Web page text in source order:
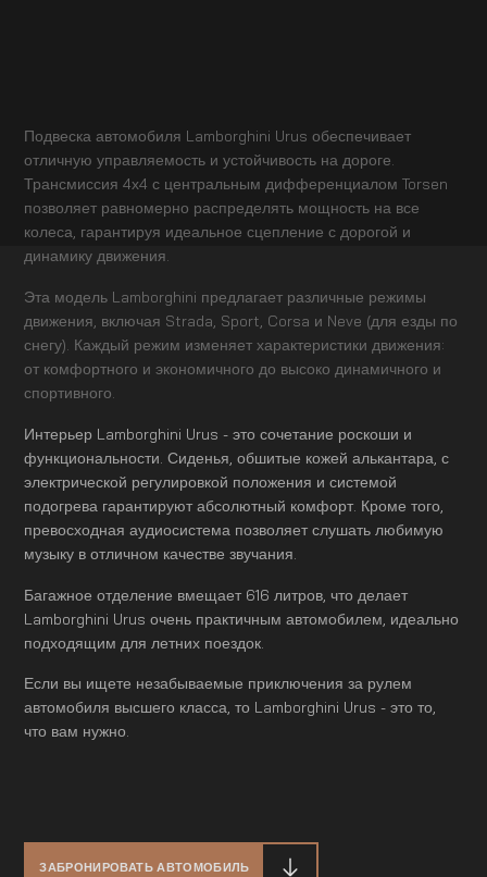
Подвеска автомобиля Lamborghini Urus обеспечивает
отличную управляемость и устойчивость на дороге.
Трансмиссия 4х4 с центральным дифференциалом Torsen
позволяет равномерно распределять мощность на все
колеса, гарантируя идеальное сцепление с дорогой и
динамику движения.
Эта модель Lamborghini предлагает различные режимы
движения, включая Strada, Sport, Corsa и Neve (для езды по
снегу). Каждый режим изменяет характеристики движения:
от комфортного и экономичного до высоко динамичного и
спортивного.
Интерьер Lamborghini Urus - это сочетание роскоши и
функциональности. Сиденья, обшитые кожей алькантара, с
электрической регулировкой положения и системой
подогрева гарантируют абсолютный комфорт. Кроме того,
превосходная аудиосистема позволяет слушать любимую
музыку в отличном качестве звучания.
Багажное отделение вмещает 616 литров, что делает
Lamborghini Urus очень практичным автомобилем, идеально
подходящим для летних поездок.
Если вы ищете незабываемые приключения за рулем
автомобиля высшего класса, то Lamborghini Urus - это то,
что вам нужно.
ЗАБРОНИРОВАТЬ АВТОМОБИЛЬ